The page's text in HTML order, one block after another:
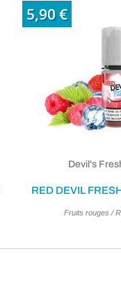
5,90 €
Devil's
RED DEVIL
Fruits rouges /